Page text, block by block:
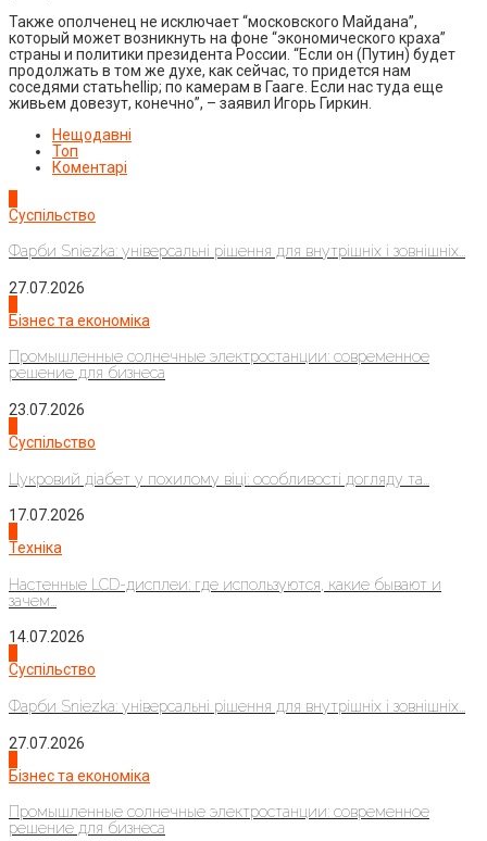
Также ополченец не исключает “московского Майдана”,
который может возникнуть на фоне “экономического краха”
страны и политики президента России. “Если он (Путин) будет
продолжать в том же духе, как сейчас, то придется нам
соседями статьhellip; по камерам в Гааге. Если нас туда еще
живьем довезут, конечно”, – заявил Игорь Гиркин.
Нещодавні
Топ
Коментарі
Суспільство
Фарби Sniezka: універсальні рішення для внутрішніх і зовнішніх...
27.07.2026
Бізнес та економіка
Промышленные солнечные электростанции: современное
решение для бизнеса
23.07.2026
Суспільство
Цукровий діабет у похилому віці: особливості догляду та...
17.07.2026
Техніка
Настенные LCD-дисплеи: где используются, какие бывают и
зачем...
14.07.2026
Суспільство
Фарби Sniezka: універсальні рішення для внутрішніх і зовнішніх...
27.07.2026
Бізнес та економіка
Промышленные солнечные электростанции: современное
решение для бизнеса